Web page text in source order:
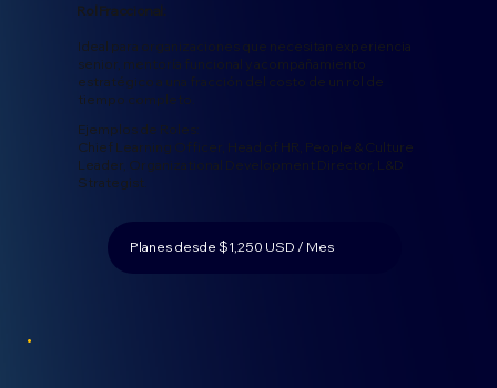
Rol Fraccional:
Ideal para organizaciones que necesitan experiencia
senior, mentoría funcional y acompañamiento
estratégico a una fracción del costo de un rol de
tiempo completo.
Ejemplos de Roles:
Chief Learning Officer, Head of HR, People & Culture
Leader, Organizational Development Director, L&D
Strategist.
Planes desde $1,250 USD / Mes